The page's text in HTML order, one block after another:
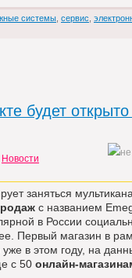
системы сервис
будет
Новости
заняться
с названием
в России
Первый магазин в
в этом году, на
с 50 онлайн-